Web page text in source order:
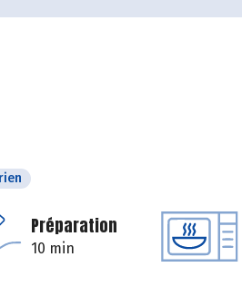
Préparation
10 min